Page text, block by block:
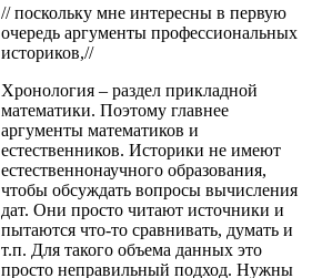
// поскольку мне интересны в первую
очередь аргументы профессиональных
историков,//
Хронология – раздел прикладной
математики. Поэтому главнее
аргументы математиков и
естественников. Историки не имеют
естественнонаучного образования,
чтобы обсуждать вопросы вычисления
дат. Они просто читают источники и
пытаются что-то сравнивать, думать и
т.п. Для такого объема данных это
просто неправильный подход. Нужны